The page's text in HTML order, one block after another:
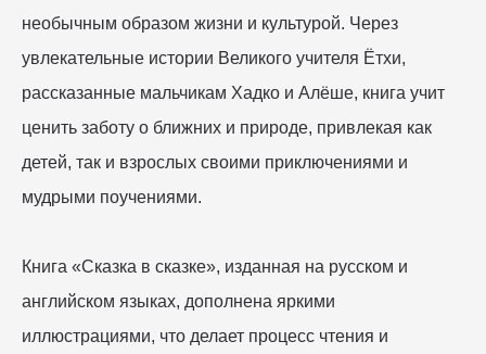
необычным образом жизни и культурой. Через
увлекательные истории Великого учителя Ётхи,
рассказанные мальчикам Хадко и Алёше, книга учит
ценить заботу о ближних и природе, привлекая как
детей, так и взрослых своими приключениями и
мудрыми поучениями.
Книга «Сказка в сказке», изданная на русском и
английском языках, дополнена яркими
иллюстрациями, что делает процесс чтения и